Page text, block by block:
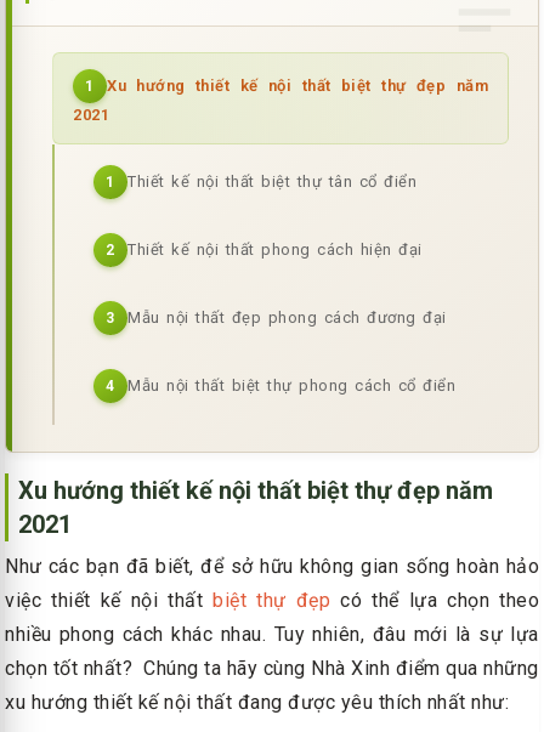
1
Xu hướng thiết kế nội thất biệt thự đẹp năm
2021
1 Thiết kế nội thất biệt thự tân cổ điển
2 Thiết kế nội thất phong cách hiện đại
3 Mẫu nội thất đẹp phong cách đương đại
4 Mẫu nội thất biệt thự phong cách cổ điển
Xu hướng thiết kế nội thất biệt thự đẹp năm
2021
Như các bạn đã biết, để sở hữu không gian sống hoàn hảo
việc thiết kế nội thất biệt thự đẹp có thể lựa chọn theo
nhiều phong cách khác nhau. Tuy nhiên, đâu mới là sự lựa
chọn tốt nhất? Chúng ta hãy cùng Nhà Xinh điểm qua những
xu hướng thiết kế nội thất đang được yêu thích nhất như: